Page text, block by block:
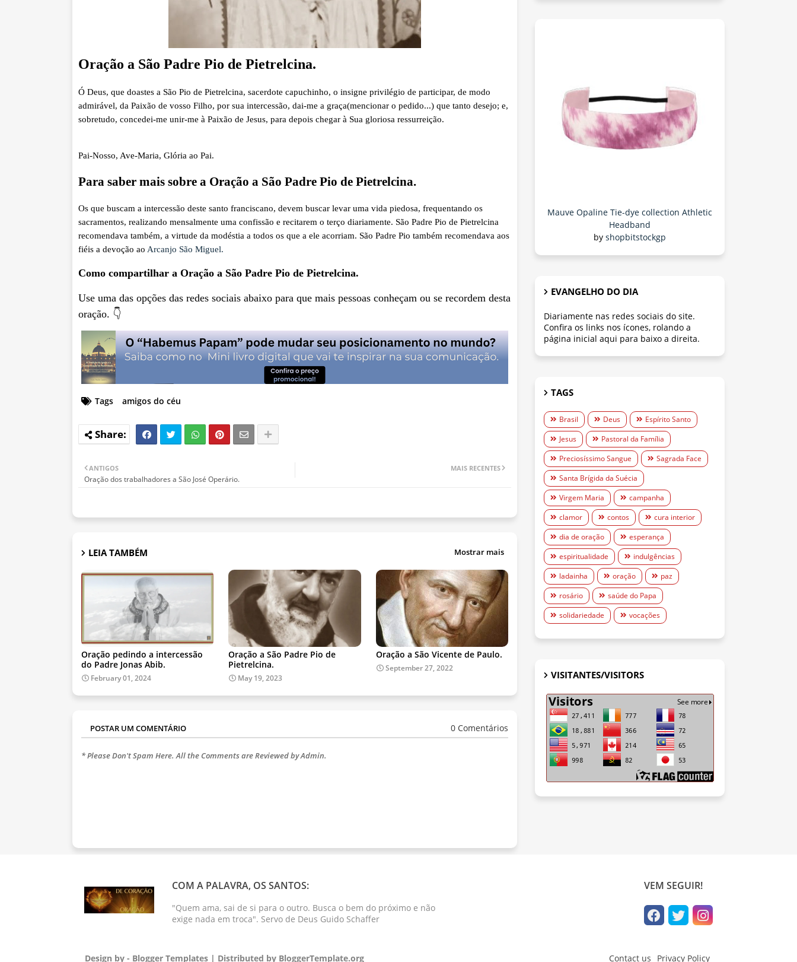
Oração a São Padre Pio de Pietrelcina.
Ó Deus, que doastes a São Pio de Pietrelcina, sacerdote capuchinho, o insigne privilégio de participar, de modo
admirável, da Paixão de vosso Filho, por sua intercessão, dai-me a graça(mencionar o pedido...) que tanto desejo; e,
sobretudo, concedei-me unir-me à Paixão de Jesus, para depois chegar à Sua gloriosa ressurreição.
Pai-Nosso, Ave-Maria, Glória ao Pai.
Para saber mais sobre a Oração a São Padre Pio de Pietrelcina.
Os que buscam a intercessão deste santo franciscano, devem buscar levar uma vida piedosa, frequentando os
sacramentos, realizando mensalmente uma confissão e recitarem o terço diariamente. São Padre Pio de Pietrelcina
recomendava também, a virtude da modéstia a todos os que a ele acorriam. São Padre Pio também recomendava aos
fiéis a devoção ao Arcanjo São Miguel.
Como compartilhar a Oração a São Padre Pio de Pietrelcina.
Use uma das opções das redes sociais abaixo para que mais pessoas conheçam ou se recordem desta
oração. 👇
Tags amigos do céu
MAIS RECENTES
ANTIGOS
Oração dos trabalhadores a São José Operário.
LEIA TAMBÉM Mostrar mais
Oração pedindo a intercessão
do Padre Jonas Abib.
February 01, 2024
Oração a São Padre Pio de
Pietrelcina.
May 19, 2023
Oração a São Vicente de Paulo.
September 27, 2022
POSTAR UM COMENTÁRIO 0 Comentários
* Please Don't Spam Here. All the Comments are Reviewed by Admin.
Mauve Opaline Tie-dye collection Athletic
Headband
by shopbitstockgp
EVANGELHO DO DIA
Diariamente nas redes sociais do site.
Confira os links nos ícones, rolando a
página inicial aqui para baixo a direita.
TAGS
Brasil Deus
Espírito Santo
Jesus
Pastoral da Família
Preciosíssimo Sangue
Sagrada Face
Santa Brígida da Suécia
Virgem Maria
campanha
clamor
contos
cura interior
dia de oração
esperança
espiritualidade
indulgências
ladainha
oração
paz
rosário
saúde do Papa
solidariedade
vocações
VISITANTES/VISITORS
COM A PALAVRA, OS SANTOS:
"Quem ama, sai de si para o outro. Busca o bem do próximo e não
exige nada em troca". Servo de Deus Guido Schaffer
VEM SEGUIR!
Contact us Privacy Policy
Design by - Blogger Templates | Distributed by BloggerTemplate.org